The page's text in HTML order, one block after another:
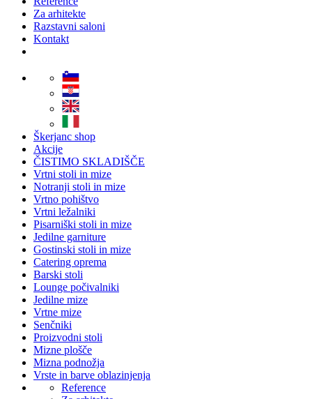
Za arhitekte
Razstavni saloni
Kontakt
Škerjanc shop
Akcije
ČISTIMO SKLADIŠČE
Vrtni stoli in mize
Notranji stoli in mize
Vrtno pohištvo
Vrtni ležalniki
Pisarniški stoli in mize
Jedilne garniture
Gostinski stoli in mize
Catering oprema
Barski stoli
Lounge počivalniki
Jedilne mize
Vrtne mize
Senčniki
Proizvodni stoli
Mizne plošče
Mizna podnožja
Vrste in barve oblazinjenja
Reference